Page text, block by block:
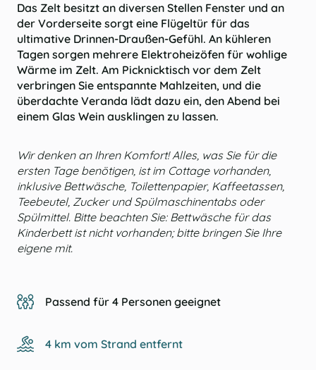
Das Zelt besitzt an diversen Stellen Fenster und an
der Vorderseite sorgt eine Flügeltür für das
ultimative Drinnen-Draußen-Gefühl. An kühleren
Tagen sorgen mehrere Elektroheizöfen für wohlige
Wärme im Zelt. Am Picknicktisch vor dem Zelt
verbringen Sie entspannte Mahlzeiten, und die
überdachte Veranda lädt dazu ein, den Abend bei
einem Glas Wein ausklingen zu lassen.
Wir denken an Ihren Komfort! Alles, was Sie für die
ersten Tage benötigen, ist im Cottage vorhanden,
inklusive Bettwäsche, Toilettenpapier, Kaffeetassen,
Teebeutel, Zucker und Spülmaschinentabs oder
Spülmittel. Bitte beachten Sie: Bettwäsche für das
Kinderbett ist nicht vorhanden; bitte bringen Sie Ihre
eigene mit.
Passend für 4 Personen geeignet
4 km vom Strand entfernt